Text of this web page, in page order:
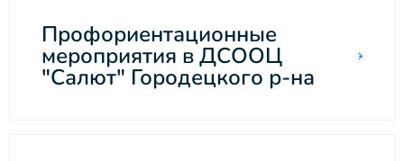
Профориентационные
мероприятия в ДСООЦ
"Салют" Городецкого р-на